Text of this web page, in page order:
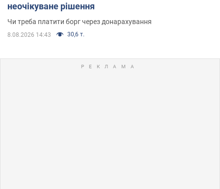
неочікуване рішення
Чи треба платити борг через донарахування
8.08.2026 14:43 30,6 т.